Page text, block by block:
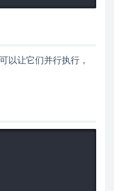
以让它们并行执行，